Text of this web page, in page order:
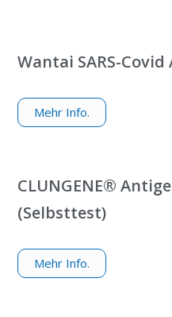
Mehr Info.
Wantai SARS-
Mehr Info.
CLUNGENE®
(Selbsttest)